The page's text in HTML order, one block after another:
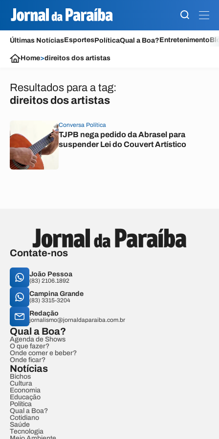
Últimas NotíciasEsportesPolíticaQual a Boa?Entretenimento
Home>direitos dos artistas
Resultados para a tag:
direitos dos artistas
Conversa Política
TJPB nega pedido da Abrasel para
suspender Lei do Couvert Artístico
Contate-nos
João Pessoa
(83) 2106.1892
Campina Grande
(83) 3315-3204
Redação
jornalismo@jornaldaparaiba.com.br
Qual a Boa?
Agenda de Shows
O que fazer?
Onde comer e beber?
Onde ficar?
Notícias
Bichos
Cultura
Economia
Educação
Política
Qual a Boa?
Cotidiano
Saúde
Tecnologia